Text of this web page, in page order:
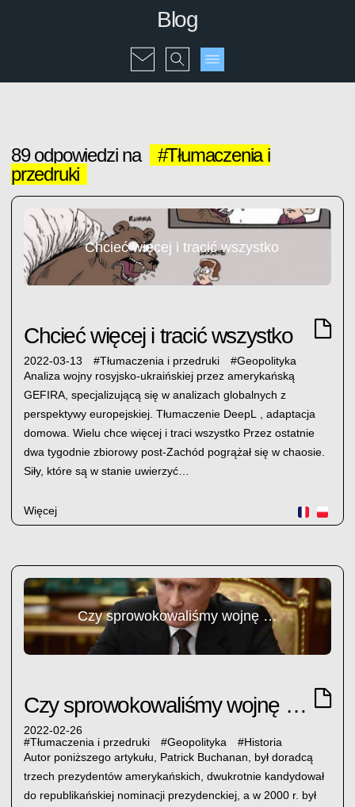
Blog
89 odpowiedzi na
#Tłumaczenia i
przedruki
Chcieć więcej i tracić wszystko
Chcieć więcej i tracić wszystko
2022-03-13 #Tłumaczenia i przedruki #Geopolityka
Analiza wojny rosyjsko-ukraińskiej przez amerykańską
GEFIRA, specjalizującą się w analizach globalnych z
perspektywy europejskiej. Tłumaczenie DeepL , adaptacja
domowa. Wielu chce więcej i traci wszystko Przez ostatnie
dwa tygodnie zbiorowy post-Zachód pogrążał się w chaosie.
Siły, które są w stanie uwierzyć…
Więcej
Czy sprowokowaliśmy wojnę Putina na Ukrainie?
Czy sprowokowaliśmy wojnę Putina na Ukrainie?
2022-02-26
#Tłumaczenia i przedruki #Geopolityka #Historia
Autor poniższego artykułu, Patrick Buchanan, był doradcą
trzech prezydentów amerykańskich, dwukrotnie kandydował
do republikańskiej nominacji prezydenckiej, a w 2000 r. był